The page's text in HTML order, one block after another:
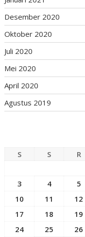
Desember 2020
Oktober 2020
Juli 2020
Mei 2020
April 2020
Agustus 2019
S S R
3
4 5
10
11 12
17
18 19
24
25 26